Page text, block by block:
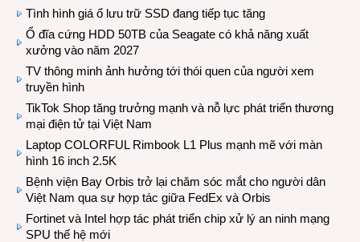
Tình hình giá ổ lưu trữ SSD đang tiếp tục tăng
Ổ đĩa cứng HDD 50TB của Seagate có khả năng xuất
xưởng vào năm 2027
TV thông minh ảnh hưởng tới thói quen của người xem
truyền hình
TikTok Shop tăng trưởng mạnh và nỗ lực phát triển thương
mại điện tử tại Việt Nam
Laptop COLORFUL Rimbook L1 Plus mạnh mẽ với màn
hình 16 inch 2.5K
Bệnh viện Bay Orbis trở lại chăm sóc mắt cho người dân
Việt Nam qua sự hợp tác giữa FedEx và Orbis
Fortinet và Intel hợp tác phát triển chip xử lý an ninh mạng
SPU thế hệ mới